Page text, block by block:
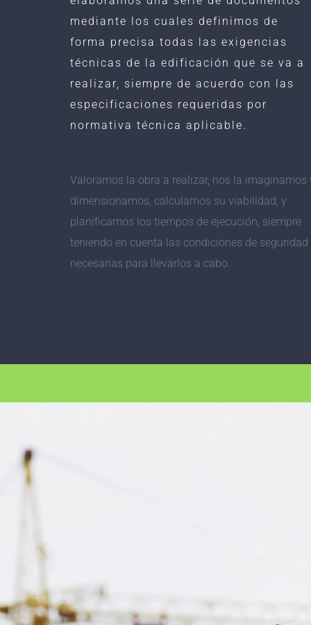
mediante los cuales definimos de
forma precisa todas las exigencias
técnicas de la edificación que se va a
realizar, siempre de acuerdo con las
especificaciones requeridas por
normativa técnica aplicable.
Valoramos la obra a realizar, nos la imaginamos
dimensionamos, calculamos su viabilidad, y
planificamos los tiempos de ejecución, siempre
teniendo en cuenta las condiciones de seguridad
necesarias para llevarlos a cabo.